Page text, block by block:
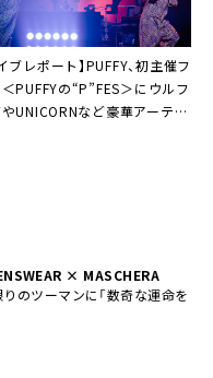
ブレポート】PUFFY、初主催フ
PUFFYの“P”FES＞にウルフ
UNICORNなど豪華アーティ
× MASCHERA
りのツーマンに「数奇な運命を